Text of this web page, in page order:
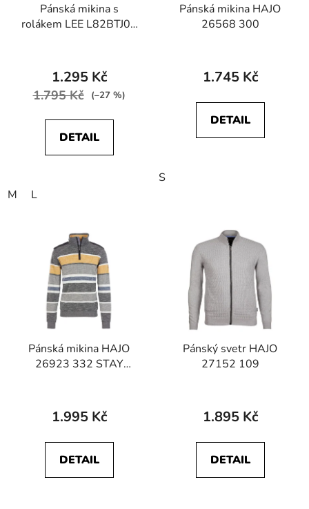
Pánská mikina s
rolákem LEE L82BTJ01
1.295 Kč
1.795 Kč (–27 %)
DETAIL
M L
Pánská mikina HAJO
26568 300
1.745 Kč
DETAIL
S
Pánská mikina HAJO
26923 332 STAY
1.995 Kč
DETAIL
Pánský svetr HAJO
27152 109
1.895 Kč
DETAIL